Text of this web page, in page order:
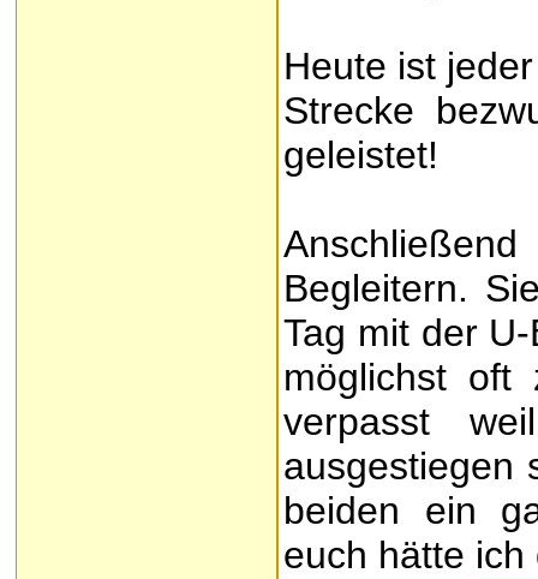
Heute ist
Strecke
geleistet!
Begleitern.
Tag mit der
möglichst oft
verpasst
ausgestiegen
beiden ein
euch hätte